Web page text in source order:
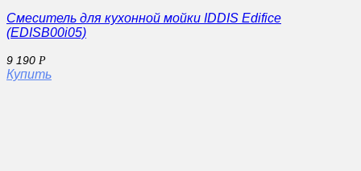
Смеситель для кухонной мойки IDDIS Edifice
(EDISB00i05)
9 190 Р
Купить